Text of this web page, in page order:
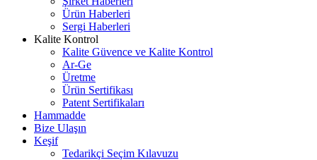
Ürün Haberleri
Sergi Haberleri
Kalite Kontrol
Kalite Güvence ve Kalite Kontrol
Ar-Ge
Üretme
Ürün Sertifikası
Patent Sertifikaları
Hammadde
Bize Ulaşın
Keşif
Tedarikçi Seçim Kılavuzu